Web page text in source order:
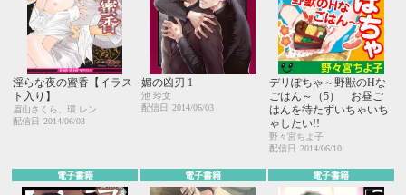
淫らな夜の蜜香【イラス
ト入り】
眉山さくら、環 レン
配信日
2014/06/03
媚の凶刃 1
池 玲文
配信日
2014/06/03
デリぽちゃ～野獣のHな
ごはん～（5） お昼ご
はんを待たずいちゃいち
ゃしたい!!
野々宮ちよ子
配信日
2014/06/10
電子書籍 電子書籍 電子書籍